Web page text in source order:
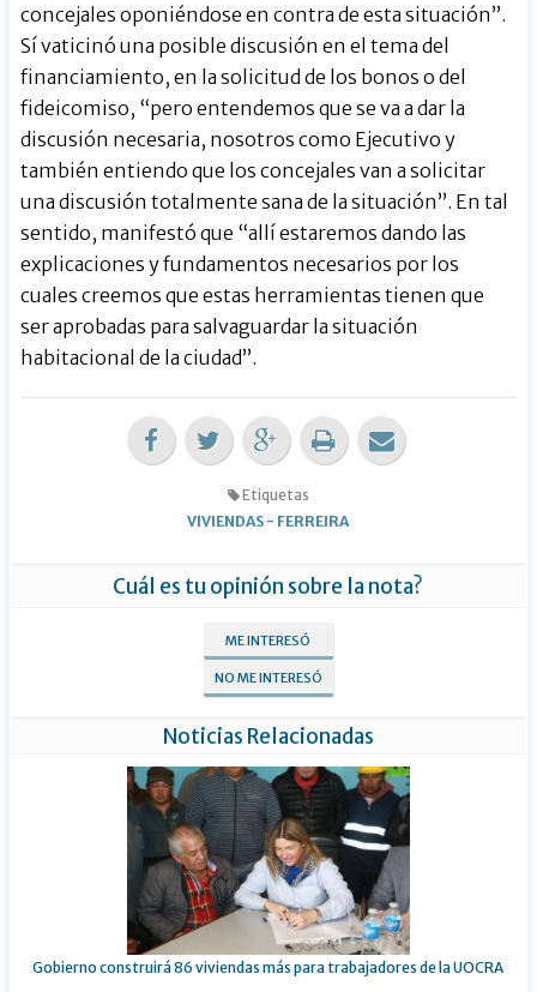
concejales oponiéndose en contra de esta situación”.
Sí vaticinó una posible discusión en el tema del
financiamiento, en la solicitud de los bonos o del
fideicomiso, “pero entendemos que se va a dar la
discusión necesaria, nosotros como Ejecutivo y
también entiendo que los concejales van a solicitar
una discusión totalmente sana de la situación”. En tal
sentido, manifestó que “allí estaremos dando las
explicaciones y fundamentos necesarios por los
cuales creemos que estas herramientas tienen que
ser aprobadas para salvaguardar la situación
habitacional de la ciudad”.
Etiquetas
VIVIENDAS - FERREIRA
Cuál es tu opinión sobre la nota?
ME INTERESÓ
NO ME INTERESÓ
Noticias Relacionadas
Gobierno construirá 86 viviendas más para trabajadores de la UOCRA